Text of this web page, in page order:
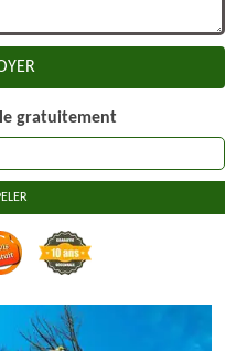
gratuitement